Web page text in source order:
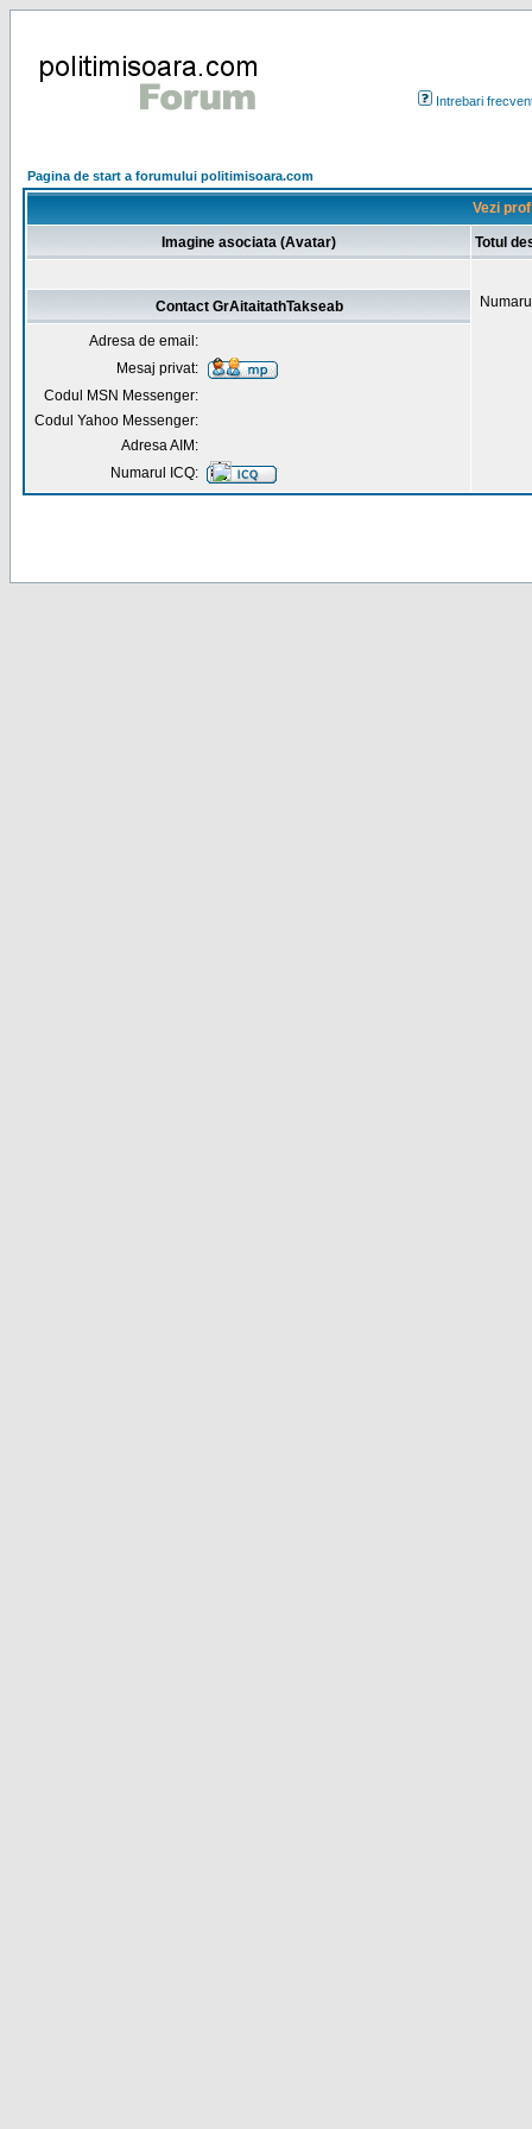
Intrebari
Pagina de start a forumului politimisoara.com
Vezi
Imagine asociata (Avatar) Totul
Contact GrAitaitathTakseab
Adresa de email:
Mesaj privat:
Codul MSN Messenger:
Codul Yahoo Messenger:
Adresa AIM:
Numarul ICQ: